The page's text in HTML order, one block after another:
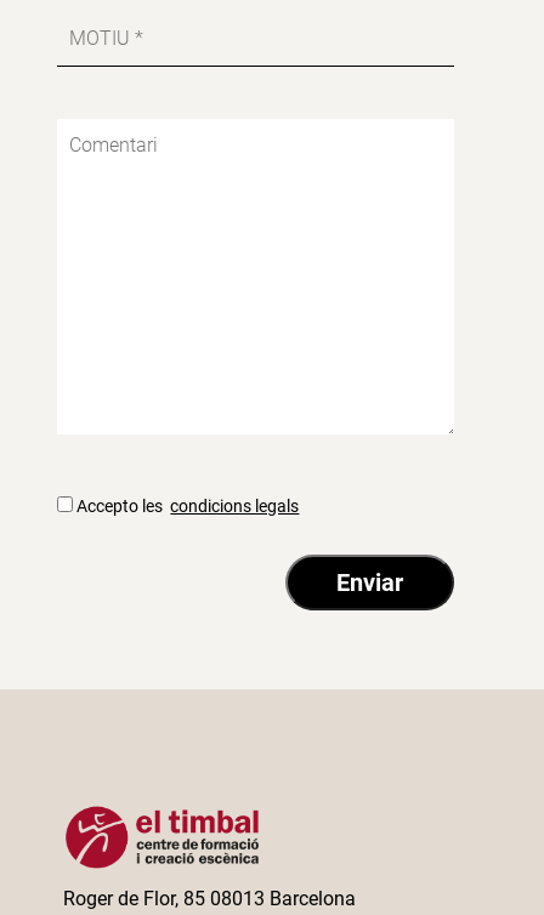
Accepto lescondicions legals
Roger de Flor, 85 08013 Barcelona